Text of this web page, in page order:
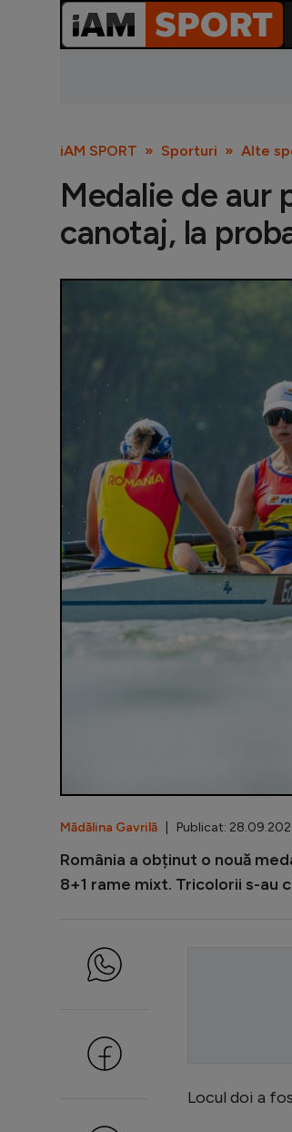
iAM SPORT Sporturi Alte
Medalie de aur
canotaj, la
Mădălina Gavrilă | Publicat:
România a obținut o nouă
8+1 rame mixt. Tricolorii s-au
Locul doi a